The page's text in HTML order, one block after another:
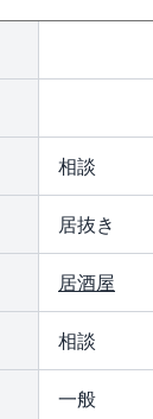
相談
居抜き
居酒屋
相談
一般